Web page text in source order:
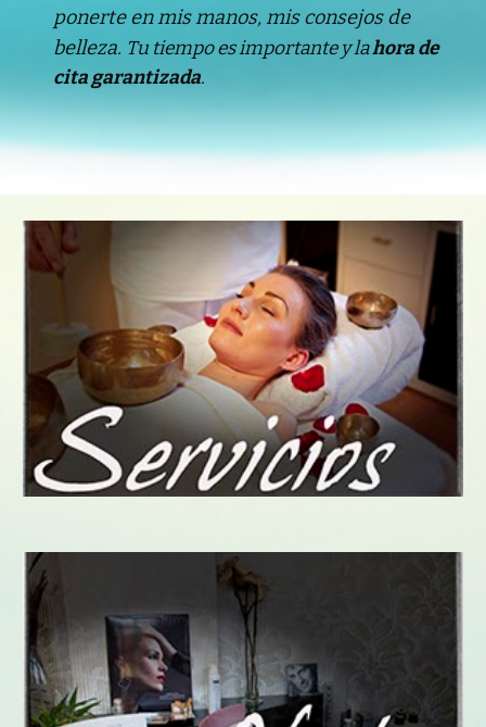
ponerte en mis manos, mis consejos de
belleza. Tu tiempo es importantey lahora de
cita garantizada.